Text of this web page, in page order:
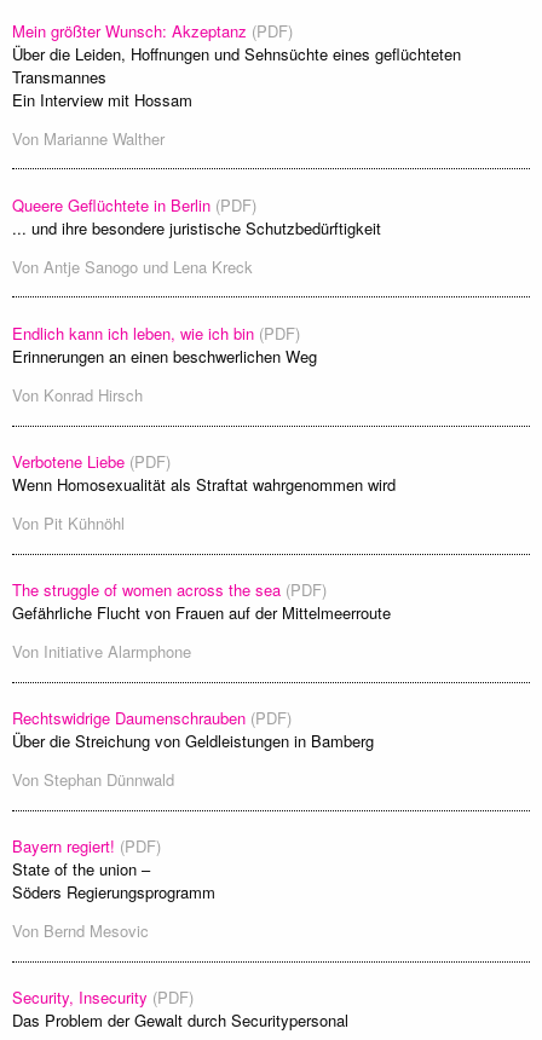
Mein größter Wunsch: Akzeptanz (PDF)
Über die Leiden, Hoffnungen und Sehnsüchte eines geflüchteten
Transmannes
Ein Interview mit Hossam
Von Marianne Walther
Queere Geflüchtete in Berlin (PDF)
... und ihre besondere juristische Schutzbedürftigkeit
Von Antje Sanogo und Lena Kreck
Endlich kann ich leben, wie ich bin (PDF)
Erinnerungen an einen beschwerlichen Weg
Von Konrad Hirsch
Verbotene Liebe (PDF)
Wenn Homosexualität als Straftat wahrgenommen wird
Von Pit Kühnöhl
The struggle of women across the sea (PDF)
Gefährliche Flucht von Frauen auf der Mittelmeerroute
Von Initiative Alarmphone
Rechtswidrige Daumenschrauben (PDF)
Über die Streichung von Geldleistungen in Bamberg
Von Stephan Dünnwald
Bayern regiert! (PDF)
State of the union –
Söders Regierungsprogramm
Von Bernd Mesovic
Security, Insecurity (PDF)
Das Problem der Gewalt durch Securitypersonal